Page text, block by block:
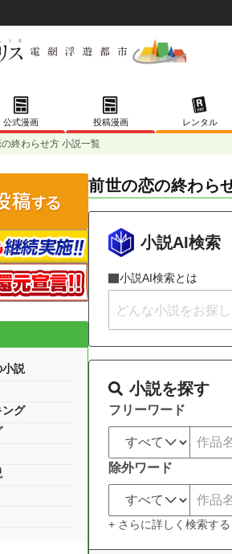
公式漫画 投稿漫画 レンタル
終わらせ方 小説一覧
前世の恋の終わら
小説AI検索
小説AI検索とは
小説を探す
フリーワード
除外ワード
+ さらに詳しく検索する
小説
ング